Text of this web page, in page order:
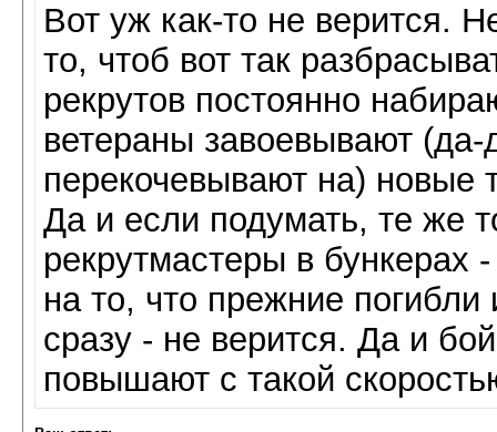
Вот уж как-то не верится.
то, чтоб вот так
рекрутов постоянно
ветераны завоевывают
перекочевывают на) новые
Да и если подумать, те же
рекрутмастеры в бункерах
на то, что прежние
сразу - не верится. Да и
повышают с такой